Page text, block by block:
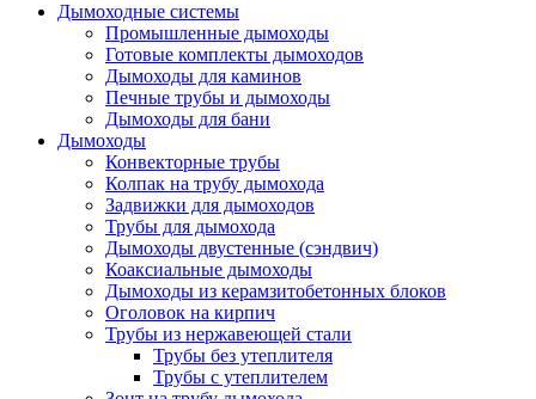
Дымоходные системы
Промышленные дымоходы
Готовые комплекты дымоходов
Дымоходы для каминов
Печные трубы и дымоходы
Дымоходы для бани
Дымоходы
Конвекторные трубы
Колпак на трубу дымохода
Задвижки для дымоходов
Трубы для дымохода
Дымоходы двустенные (сэндвич)
Коаксиальные дымоходы
Дымоходы из керамзитобетонных блоков
Оголовок на кирпич
Трубы из нержавеющей стали
Трубы без утеплителя
Трубы с утеплителем